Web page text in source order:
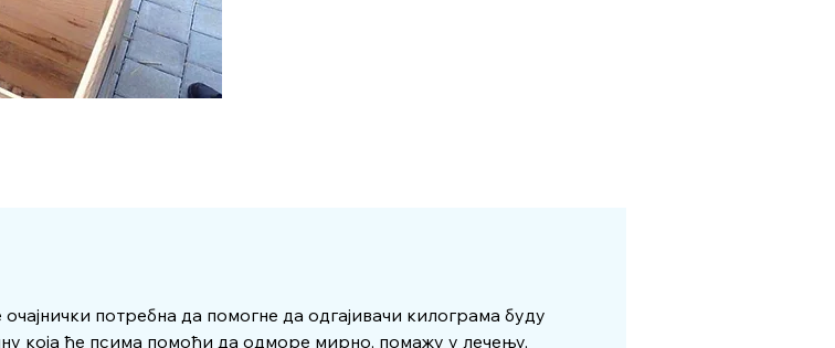
потребна да помогне да одгајивачи килограма буду
која ће псима помоћи да одморе мирно, помажу у лечењу,